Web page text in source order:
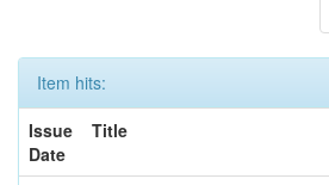
Item hits:
Issue
Date
Title